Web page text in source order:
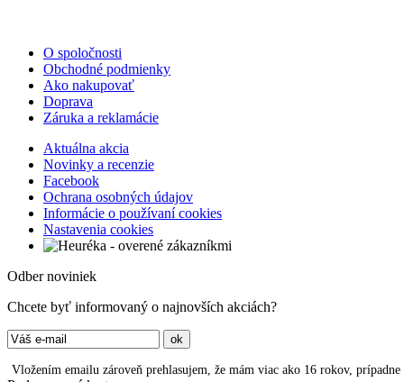
O spoločnosti
Obchodné podmienky
Ako nakupovať
Doprava
Záruka a reklamácie
Aktuálna akcia
Novinky a recenzie
Facebook
Ochrana osobných údajov
Informácie o používaní cookies
Nastavenia cookies
Odber noviniek
Chcete byť informovaný o najnovších akciách?
Vložením emailu zároveň prehlasujem, že mám viac ako 16 rokov,